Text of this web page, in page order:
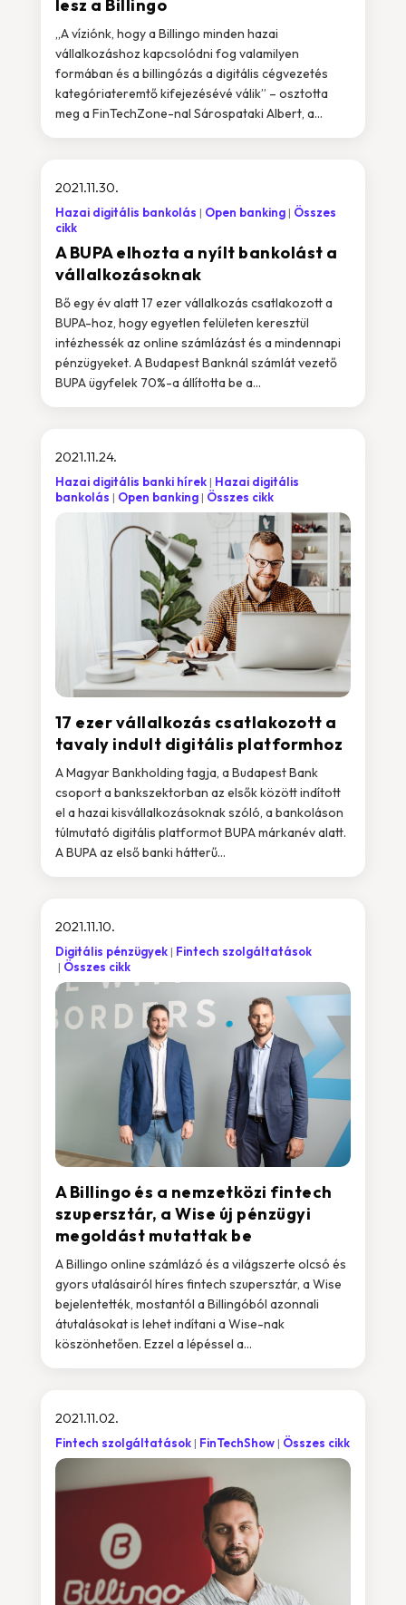
lesz a Billingo
„A víziónk, hogy a Billingo minden hazai
vállalkozáshoz kapcsolódni fog valamilyen
formában és a billingózás a digitális cégvezetés
kategóriateremtő kifejezésévé válik” – osztotta
meg a FinTechZone-nal Sárospataki Albert, a...
A BUPA elhozta a nyílt bankolást a
vállalkozásoknak
2021.11.30.
Hazai digitális bankolás Open banking
Összes
cikk
Bő egy év alatt 17 ezer vállalkozás csatlakozott a
BUPA-hoz, hogy egyetlen felületen keresztül
intézhessék az online számlázást és a mindennapi
pénzügyeket. A Budapest Banknál számlát vezető
BUPA ügyfelek 70%-a állította be a...
17 ezer vállalkozás csatlakozott a
tavaly indult digitális platformhoz
2021.11.24.
Hazai digitális banki hírek
Hazai digitális
bankolás
Open banking Összes cikk
A Magyar Bankholding tagja, a Budapest Bank
csoport a bankszektorban az elsők között indított
el a hazai kisvállalkozásoknak szóló, a bankoláson
túlmutató digitális platformot BUPA márkanév alatt.
A BUPA az első banki hátterű...
A Billingo és a nemzetközi fintech
szupersztár, a Wise új pénzügyi
megoldást mutattak be
2021.11.10.
Digitális pénzügyek
Fintech szolgáltatások
Összes cikk
A Billingo online számlázó és a világszerte olcsó és
gyors utalásairól híres fintech szupersztár, a Wise
bejelentették, mostantól a Billingóból azonnali
átutalásokat is lehet indítani a Wise-nak
köszönhetően. Ezzel a lépéssel a...
2021.11.02.
Fintech szolgáltatások FinTechShow Összes cikk